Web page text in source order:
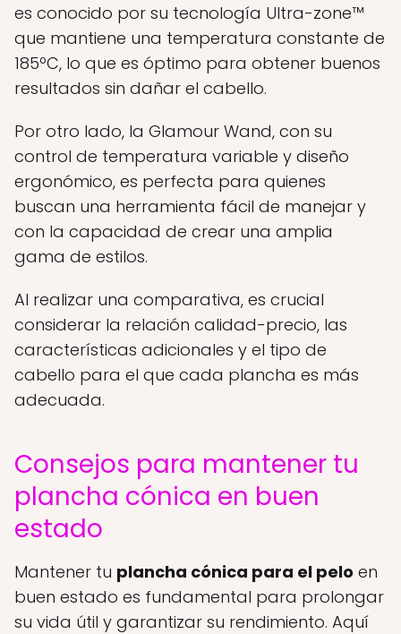
es conocido por su tecnología Ultra-zone™
que mantiene una temperatura constante de
185ºC, lo que es óptimo para obtener buenos
resultados sin dañar el cabello.
Por otro lado, la Glamour Wand, con su
control de temperatura variable y diseño
ergonómico, es perfecta para quienes
buscan una herramienta fácil de manejar y
con la capacidad de crear una amplia
gama de estilos.
Al realizar una comparativa, es crucial
considerar la relación calidad-precio, las
características adicionales y el tipo de
cabello para el que cada plancha es más
adecuada.
Consejos para mantener tu
plancha cónica en buen
estado
Mantener tu plancha cónica para el pelo en
buen estado es fundamental para prolongar
su vida útil y garantizar su rendimiento. Aquí